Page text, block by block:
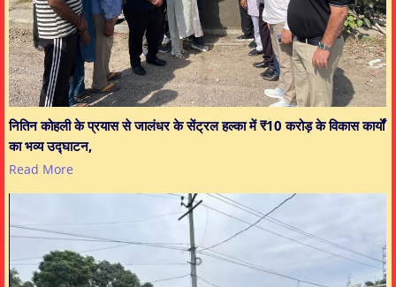
नितिन कोहली के प्रयास से जालंधर के सेंट्रल हल्का में ₹10 करोड़ के विकास कार्यों
का भव्य उद्घाटन,
Read More